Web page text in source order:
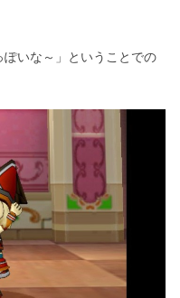
いな～」ということでの